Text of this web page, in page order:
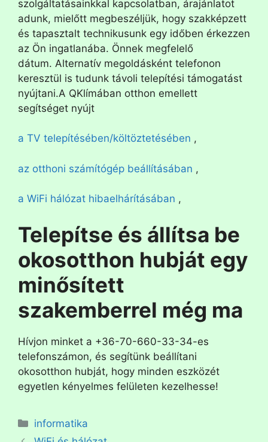
szolgáltatásainkkal kapcsolatban, árajánlatot
adunk, mielőtt megbeszéljük, hogy szakképzett
és tapasztalt technikusunk egy időben érkezzen
az Ön ingatlanába. Önnek megfelelő
dátum. Alternatív megoldásként telefonon
keresztül is tudunk távoli telepítési támogatást
nyújtani.A QKlímában otthon emellett
segítséget nyújt
a TV telepítésében/költöztetésében ,
az otthoni számítógép beállításában ,
a WiFi hálózat hibaelhárításában ,
Telepítse és állítsa be
okosotthon hubját egy
minősített
szakemberrel még ma
Hívjon minket a +36-70-660-33-34-es
telefonszámon, és segítünk beállítani
okosotthon hubját, hogy minden eszközét
egyetlen kényelmes felületen kezelhesse!
informatika